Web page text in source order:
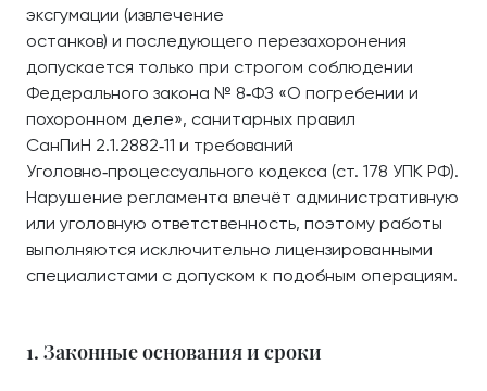
эксгумации (извлечение
останков) и последующего перезахоронения
допускается только при строгом соблюдении
Федерального закона № 8‑ФЗ «О погребении и
похоронном деле», санитарных правил
СанПиН 2.1.2882‑11 и требований
Уголовно‑процессуального кодекса (ст. 178 УПК РФ).
Нарушение регламента влечёт административную
или уголовную ответственность, поэтому работы
выполняются исключительно лицензированными
специалистами с допуском к подобным операциям.
1. Законные основания и сроки